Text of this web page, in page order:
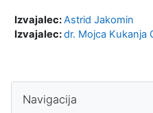
Izvajalec:Astrid Jakomin
Izvajalec:dr. Mojca Kukanja
Bloki
Navigacija